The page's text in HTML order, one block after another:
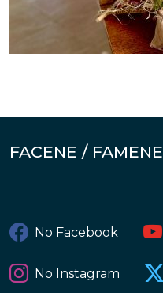
FACENE / FAMENE
No Facebook
No Instagram